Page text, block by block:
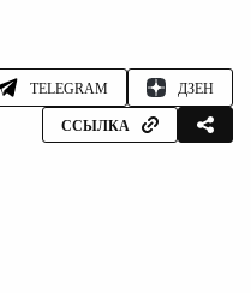
TELEGRAM ДЗЕН
ССЫЛКА